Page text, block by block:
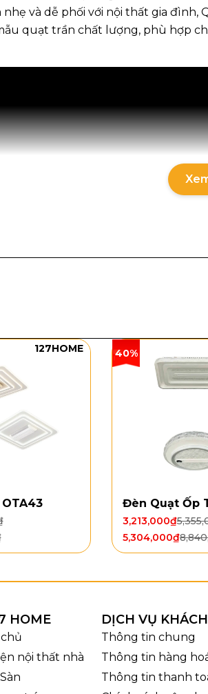
nhẹ và dễ phối với nội thất gia đình,
quạt trần chất lượng, phù hợp
phiên bản với các thông số cụ thể
ABS
cơ DC
x 41 x 24cm
7,1kg
127HOME 40%
Đèn Quạt Ốp
3,213,000₫
5,304,000₫
HOME
nội thất nhà
DỊCH VỤ
Thông tin chung
Thông tin hàng
Thông tin thanh